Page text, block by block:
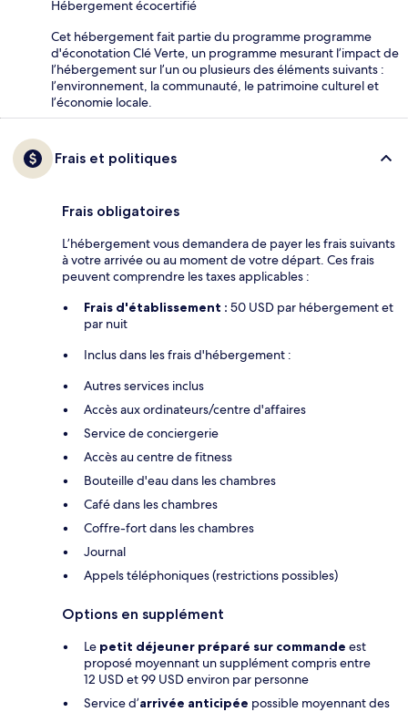
Hébergement écocertifié
Cet hébergement fait partie du programme programme
d'éconotation Clé Verte, un programme mesurant l’impact de
l’hébergement sur l’un ou plusieurs des éléments suivants :
l’environnement, la communauté, le patrimoine culturel et
l’économie locale.
Frais et politiques
Frais obligatoires
L’hébergement vous demandera de payer les frais suivants
à votre arrivée ou au moment de votre départ. Ces frais
peuvent comprendre les taxes applicables :
Frais d'établissement : 50 USD par hébergement et
par nuit
Inclus dans les frais d'hébergement :
Autres services inclus
Accès aux ordinateurs/centre d'affaires
Service de conciergerie
Accès au centre de fitness
Bouteille d'eau dans les chambres
Café dans les chambres
Coffre-fort dans les chambres
Journal
Appels téléphoniques (restrictions possibles)
Options en supplément
Le petit déjeuner préparé sur commande est
proposé moyennant un supplément compris entre
12 USD et 99 USD environ par personne
Service d’arrivée anticipée possible moyennant des